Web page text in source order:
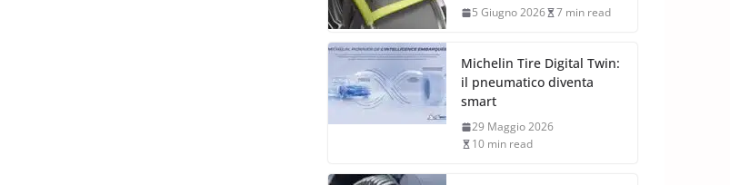
5 Giugno 2026 7 min read
Michelin Tire Digital Twin:
il pneumatico diventa
smart
29 Maggio 2026
10 min read